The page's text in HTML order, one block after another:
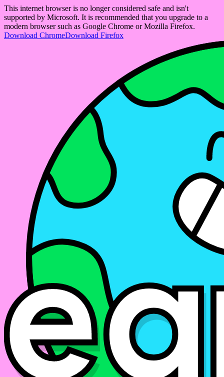
This internet browser is no longer considered safe and isn't
supported by Microsoft. It is recommended that you upgrade to a
modern browser such as Google Chrome or Mozilla Firefox.
Download ChromeDownload Firefox